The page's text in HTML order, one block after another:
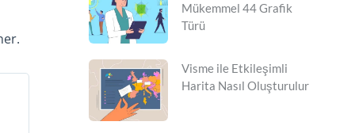
Mükemmel 44 Grafik
Türü
Visme ile Etkileşimli
Harita Nasıl Oluşturulur